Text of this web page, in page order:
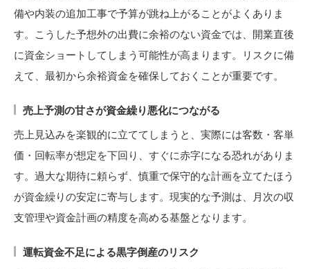
備や内装の追加工事で予算が跳ね上がることがよくありま
す。こうした予想外の出費に余裕のない資金では、開業直後
に資金ショートしてしまう可能性が高まります。リスクに備
えて、最初から余裕資金を確保しておくことが重要です。
売上予測の甘さが資金繰り悪化につながる
売上見込みを楽観的に立ててしまうと、実際には客数・客単
価・回転率が想定を下回り、すぐに赤字になる恐れがありま
す。過大な期待に頼らず、慎重で保守的な計画を立てたほう
が資金繰りの安定に寄与します。現実的な予測は、月次の収
支管理や資金計画の精度を高める基盤となります。
運転資金不足による黒字倒産のリスク